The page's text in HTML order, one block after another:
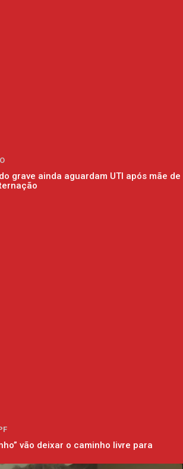
grave ainda aguardam UTI após mãe de
vão deixar o caminho livre para